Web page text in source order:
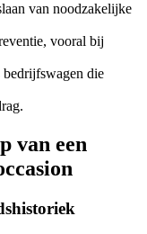
van noodzakelijke
vooral bij
die
van een